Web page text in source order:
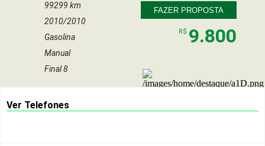
99299 km
2010/2010
Gasolina
Manual
Final 8
FAZER PROPOSTA
R$ 9.800
Ver Telefones